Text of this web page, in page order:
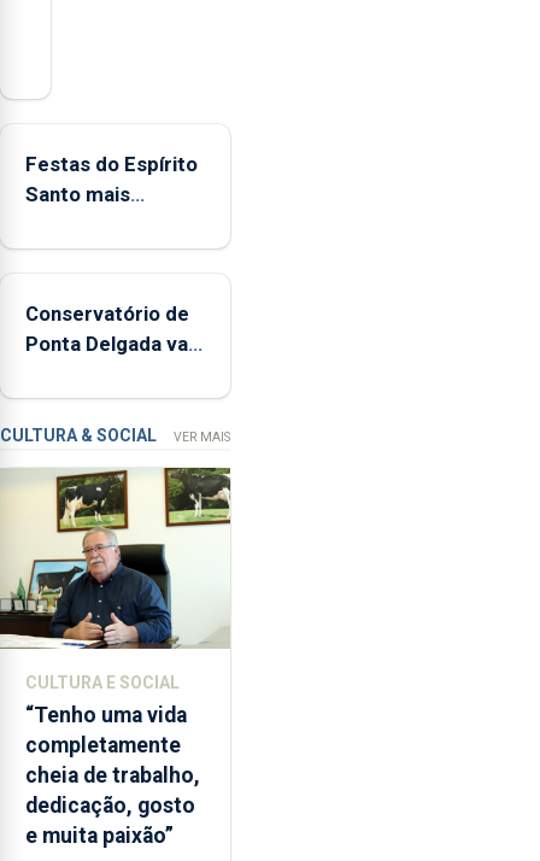
mais
ocorrências
e
inspeções
relacionadas
a
apanha
ilegal
lapas
2022
e
2026.
ilha
das
Flores
apresenta
um
“decréscimo
Festas do Espírito
Santo mais
Conservatório de
Ponta Delgada vai
instrumentos
CULTURA & SOCIAL VER MAIS
CULTURA E SOCIAL
“Tenho uma vida
completamente
cheia de trabalho,
dedicação, gosto
e muita paixão”